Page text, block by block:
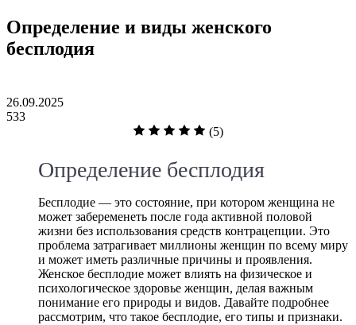
Определение и виды женского
бесплодия
26.09.2025
533
(5)
Определение бесплодия
Бесплодие — это состояние, при котором женщина не
может забеременеть после года активной половой
жизни без использования средств контрацепции. Это
проблема затрагивает миллионы женщин по всему миру
и может иметь различные причины и проявления.
Женское бесплодие может влиять на физическое и
психологическое здоровье женщин, делая важным
понимание его природы и видов. Давайте подробнее
рассмотрим, что такое бесплодие, его типы и признаки.